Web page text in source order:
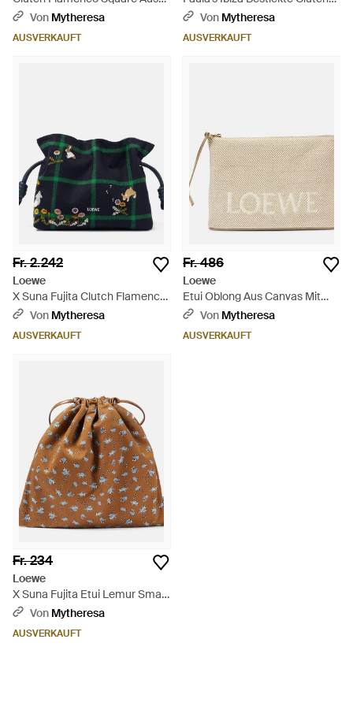
Leder - Grau
Von Mytheresa
AUSVERKAUFT
Aus Canvas - Grün
Von Mytheresa
AUSVERKAUFT
Fr. 2.242
Loewe
X Suna Fujita Clutch Flamenco
Bunnies Small - Grün
Von Mytheresa
AUSVERKAUFT
Fr. 486
Loewe
Etui Oblong Aus Canvas Mit
Leder - Natur
Von Mytheresa
AUSVERKAUFT
Fr. 234
Loewe
X Suna Fujita Etui Lemur Small
aus Canvas - Braun
Von Mytheresa
AUSVERKAUFT